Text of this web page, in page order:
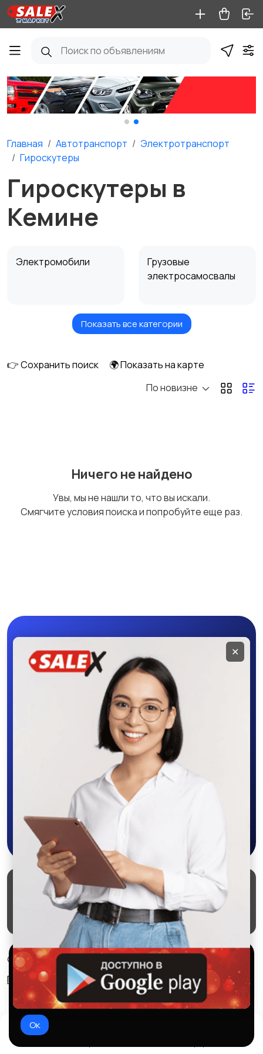
Главная Автотранспорт
Электротранспорт
Гироскутеры
Гироскутеры в
Кемине
Электромобили
Грузовые
электросамосвалы
Электротележки
Электрические
Показать все категории
👉 Сохранить поиск
🌍 Показать на карте
По новизне
Ничего не найдено
Увы, мы не нашли то, что вы искали.
Смягчите условия поиска и попробуйте еще раз.
Мобильное
приложение
Скачайте приложение в Google Play –
крутите колесо фортуны, выигрывайте
бонусы, удобно ищите и размещайте
объявления - все это в нашем мобильном
приложении SALEX!
Скачать в Google Play
Маркеты Блог
О проекте
Служба поддержки
Удаление аккаунта
Партнерка
© 2026 SALEX МАРКЕТ
Правила сервиса
Конфиденциальность
Используем куки и рекомендательные
технологии
Это чтобы сайт работал лучше. Оставаясь с нами, вы
соглашаетесь на использование файлов куки.
Ок
✕